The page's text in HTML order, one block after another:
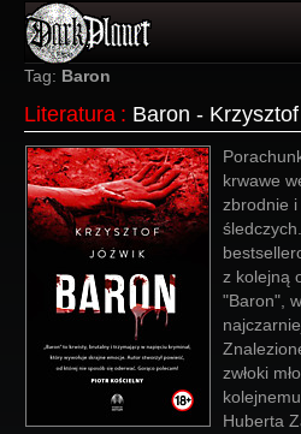
Artykuły
Użytkownicy
Wydarzenia
Galeria
Forum
Więcej
Login
Tag: Baron
Literatura : Baron -
krwawe
zbrodnie
z kolejną
"Baron",
zwłoki
Huberta